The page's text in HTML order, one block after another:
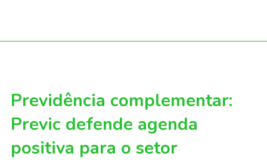
Previdência complementar:
Previc defende agenda
positiva para o setor